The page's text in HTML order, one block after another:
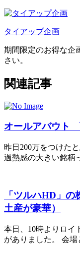
タイアップ企画
期間限定のお得な企
さい。
関連記事
オールアバウト
昨日200万をつけた
過熱感の大きい銘柄
「ツルハHD」
土産が豪華）
本日、10時よりロイ
がありました。 会場